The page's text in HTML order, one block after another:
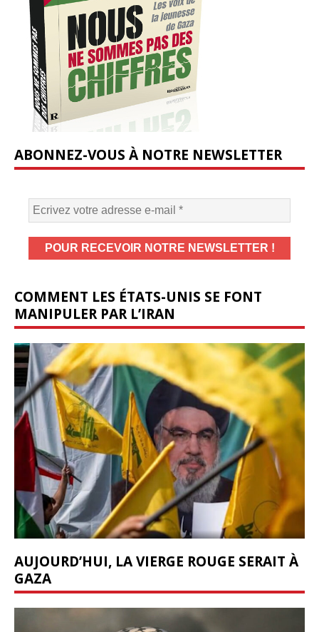
ABONNEZ-VOUS À NOTRE NEWSLETTER
COMMENT LES ÉTATS-UNIS SE FONT
MANIPULER PAR L’IRAN
AUJOURD’HUI, LA VIERGE ROUGE SERAIT À
GAZA